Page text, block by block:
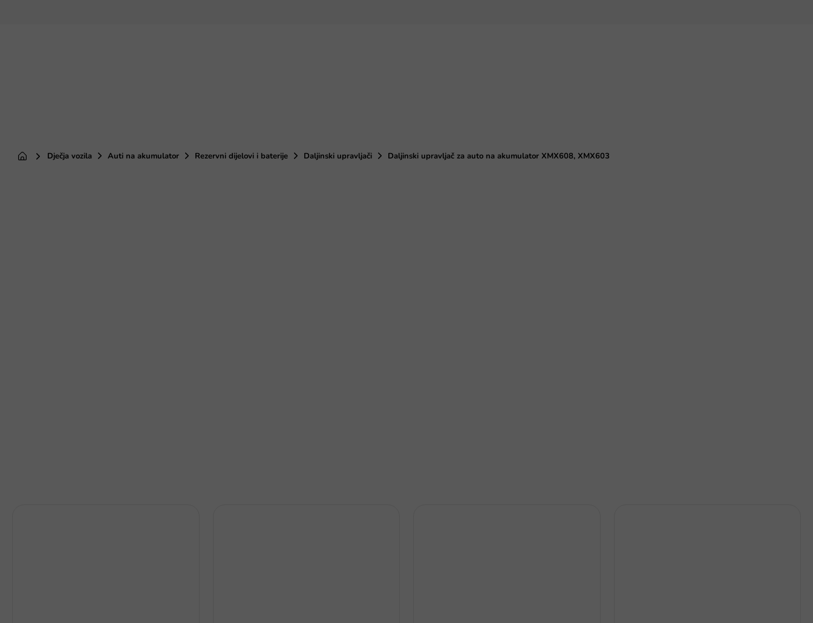
PočetnaDječja vozila Auti na akumulator Rezervni dijelovi i baterije Daljinski upravljači Daljinski upravljač za auto na akumulator XMX608, XMX603